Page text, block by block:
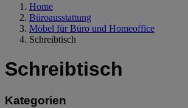
Home
Büroausstattung
Möbel für Büro und Homeoffice
Schreibtisch
Schreibtisch
Kategorien